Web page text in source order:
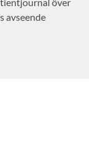
avseende